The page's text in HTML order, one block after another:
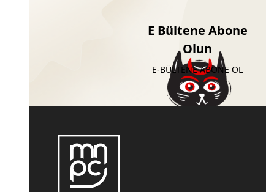
E Bültene Abone
Olun
E-BÜLTENE ABONE OL